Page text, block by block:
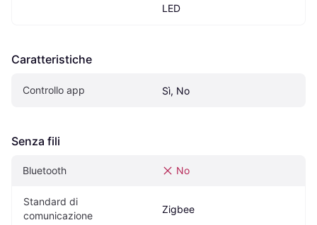
LED
Caratteristiche
Controllo app Sì, No
Senza fili
Bluetooth No
Standard di
comunicazione
Zigbee